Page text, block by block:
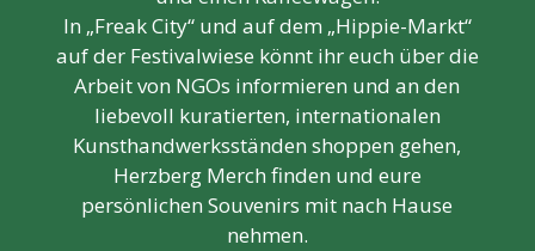
In „Freak City“ und auf dem „Hippie-Markt“
auf der Festivalwiese könnt ihr euch über die
Arbeit von NGOs informieren und an den
liebevoll kuratierten, internationalen
Kunsthandwerksständen shoppen gehen,
Herzberg Merch finden und eure
persönlichen Souvenirs mit nach Hause
nehmen.